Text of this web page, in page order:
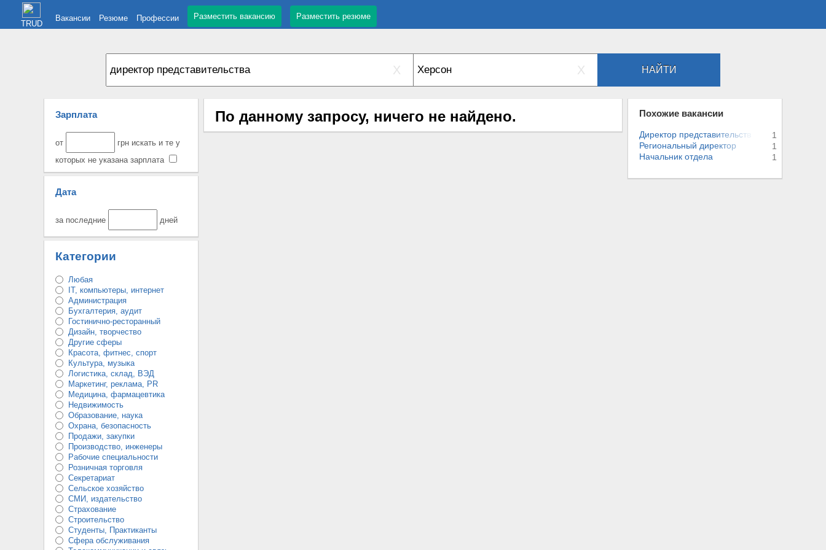
TRUD
Вакансии Резюме Профессии Разместить вакансию Разместить резюме
X X НАЙТИ
Зарплата
от
грн искать и те у
которых не указана зарплата
Дата
за последние дней
Категории
Любая
IT, компьютеры, интернет
Администрация
Бухгалтерия, аудит
Гостинично-ресторанный
Дизайн, творчество
Другие сферы
Красота, фитнес, спорт
Культура, музыка
Логистика, склад, ВЭД
Маркетинг, реклама, PR
Медицина, фармацевтика
Недвижимость
Образование, наука
Охрана, безопасность
Продажи, закупки
Производство, инженеры
Рабочие специальности
Розничная торговля
Секретариат
Сельское хозяйство
СМИ, издательство
Страхование
Строительство
Студенты, Практиканты
Сфера обслуживания
По данному запросу, ничего не найдено. Похожие вакансии
Директор представительст
1
Региональный директор
1
Начальник отдела
1